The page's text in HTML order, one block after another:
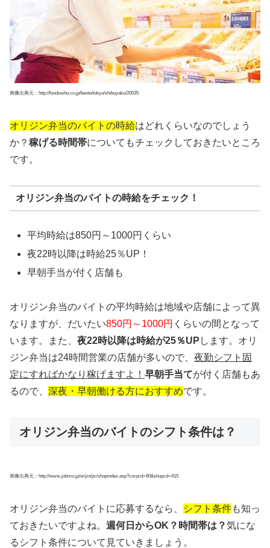
画像出典元：http://foodswho.co.jp/bento/tokyo/shibuyaku/20035
オリジン弁当のバイトの時給はどれくらいなのでしょう
か？ 稼げる時間帯についてもチェックしておきたいところ
です。
オリジン弁当のバイトの時給をチェック！
平均時給は850円～1000円くらい
夜22時以降は時給25％UP！
早朝手当が付く店舗も
オリジン弁当のバイトの平均時給は地域や店舗によって異
なりますが、だいたい850円～1000円 くらいの間となって
います。また、 夜22時以降は時給が25％UP します。オリ
ジン弁当は24時間営業の店舗が多いので、 夜勤シフト固
定にすればかなり稼げますよ！ 早朝手当てが付く店舗もあ
るので、 深夜・早朝働ける方におすすめです。
オリジン弁当のバイトのシフト条件は？
画像出典元：http://www.jobmo.jp/orijin/pc/shopindex.asp?corpcd=60&shopcd=415
オリジン弁当のバイトに応募するなら、 シフト条件も知っ
ておきたいですよね。 週何日からOK？時間帯は？気にな
るシフト条件について見ていきましょう。